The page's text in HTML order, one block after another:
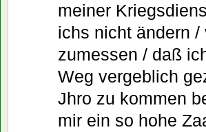
meiner
ichs nicht ändern
zumessen / daß
Weg vergeblich
Jhro zu kommen
mir ein so hohe